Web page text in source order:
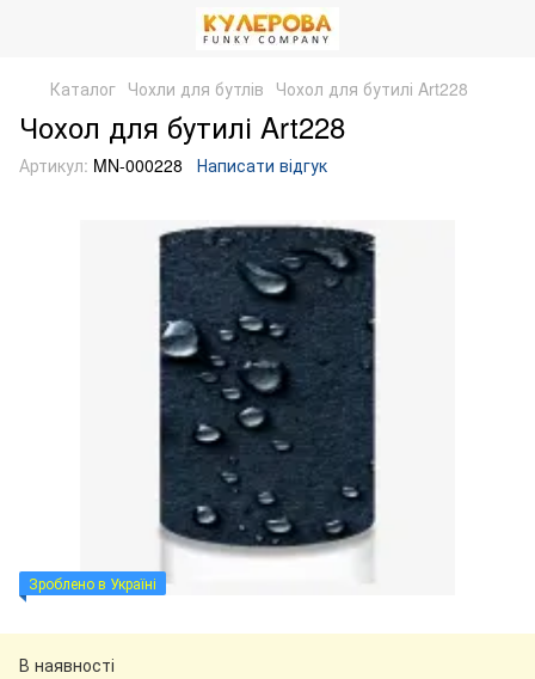
Каталог Чохли для бутлів Чохол для бутилі Art228
Чохол для бутилі Art228
Артикул: MN-000228 Написати відгук
Зроблено в Україні
В наявності